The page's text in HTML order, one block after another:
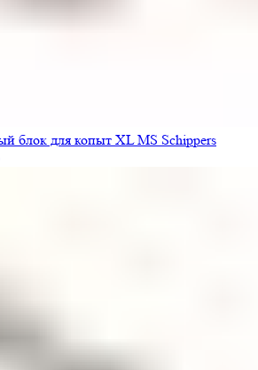
блок для копыт XL MS Schippers